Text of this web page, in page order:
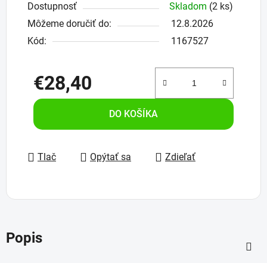
Dostupnosť Skladom (2 ks)
Môžeme doručiť do:
12.8.2026
Kód:
1167527
€28,40
Jednotková cena:
DO KOŠÍKA
Tlač Opýtať sa Zdieľať
Popis